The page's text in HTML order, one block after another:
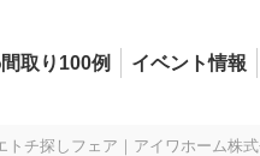
間取り100例 イベント情報
トチ探しフェア｜アイワホーム株